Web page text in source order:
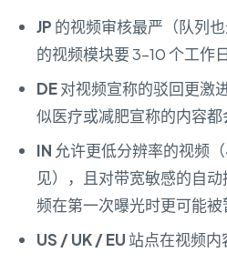
JP 的视频审核最严（队列
的视频模块要 3–10 个工作
DE对视频宣称的驳回更激
似医疗或减肥宣称的内容都
IN 允许更低分辨率的视频
见），且对带宽敏感的自
频在第一次曝光时更可能被
US / UK / EU 站点在视频内